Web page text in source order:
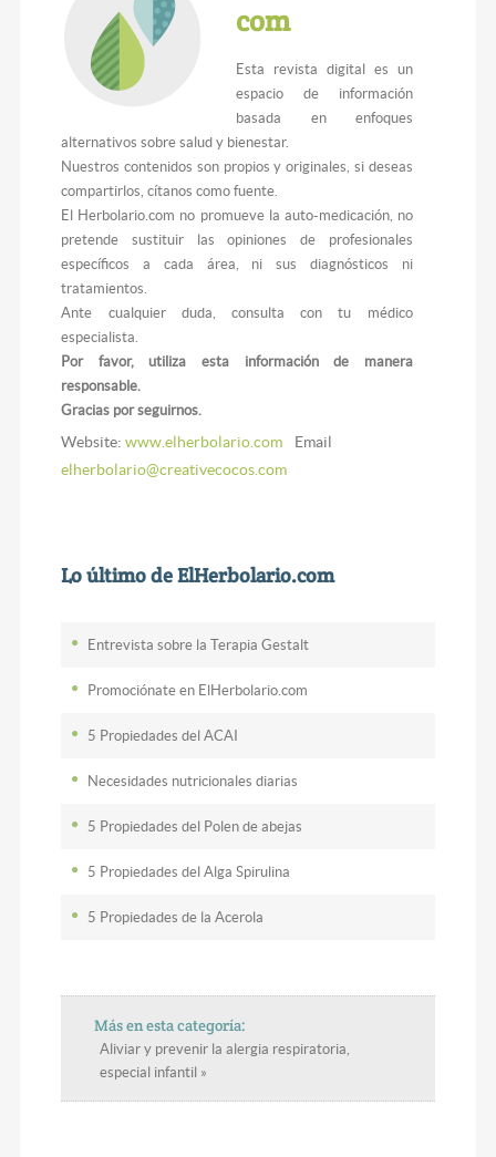
com
Esta revista digital es un
espacio de información
basada en enfoques
alternativos sobre salud y bienestar.
Nuestros contenidos son propios y originales, si deseas
compartirlos, cítanos como fuente.
El Herbolario.com no promueve la auto-medicación, no
pretende sustituir las opiniones de profesionales
específicos a cada área, ni sus diagnósticos ni
tratamientos.
Ante cualquier duda, consulta con tu médico
especialista.
Por favor, utiliza esta información de manera
responsable.
Gracias por seguirnos.
Website:www.elherbolario.com
Email
elherbolario@creativecocos.com
Lo último de ElHerbolario.com
Entrevista sobre la Terapia Gestalt
Promociónate en ElHerbolario.com
5 Propiedades del ACAI
Necesidades nutricionales diarias
5 Propiedades del Polen de abejas
5 Propiedades del Alga Spirulina
5 Propiedades de la Acerola
Más en esta categoría:
Aliviar y prevenir la alergia respiratoria,
especial infantil »